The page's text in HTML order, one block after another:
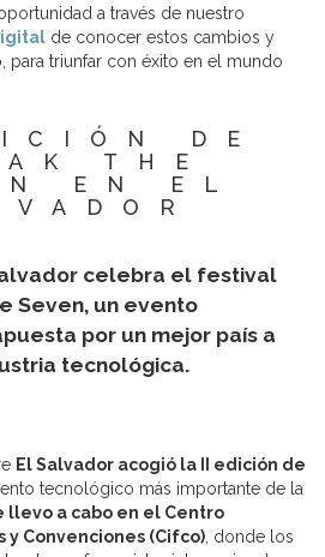
a través de nuestro
de conocer estos cambios y
para triunfar con éxito en el mundo
DE
THE
EN EL
celebra el festival
Seven, un evento
por un mejor país a
tecnológica.
El Salvador acogió la II edición de
tecnológico más importante de la
llevo a cabo en el Centro
y Convenciones (Cifco) , donde los